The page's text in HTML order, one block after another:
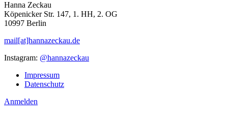
Hanna Zeckau
Köpenicker Str. 147, 1. HH, 2. OG
10997 Berlin
mail[at]hannazeckau.de
Instagram: @hannazeckau
Impressum
Datenschutz
Anmelden